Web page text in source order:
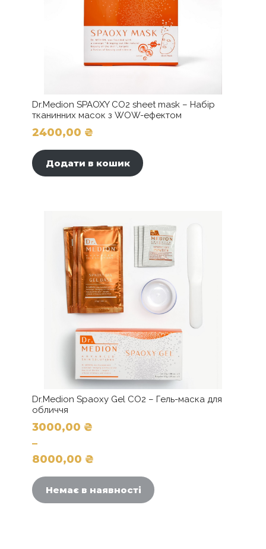
Dr.Medion SPAOXY CO2 sheet mask – Набір
тканинних масок з WOW-ефектом
2400,00 ₴
Додати в кошик
Dr.Medion Spaoxy Gel CO2 – Гель-маска для
обличчя
3000,00 ₴
–
8000,00 ₴
Діапазон
цін:
від
Немає в наявності